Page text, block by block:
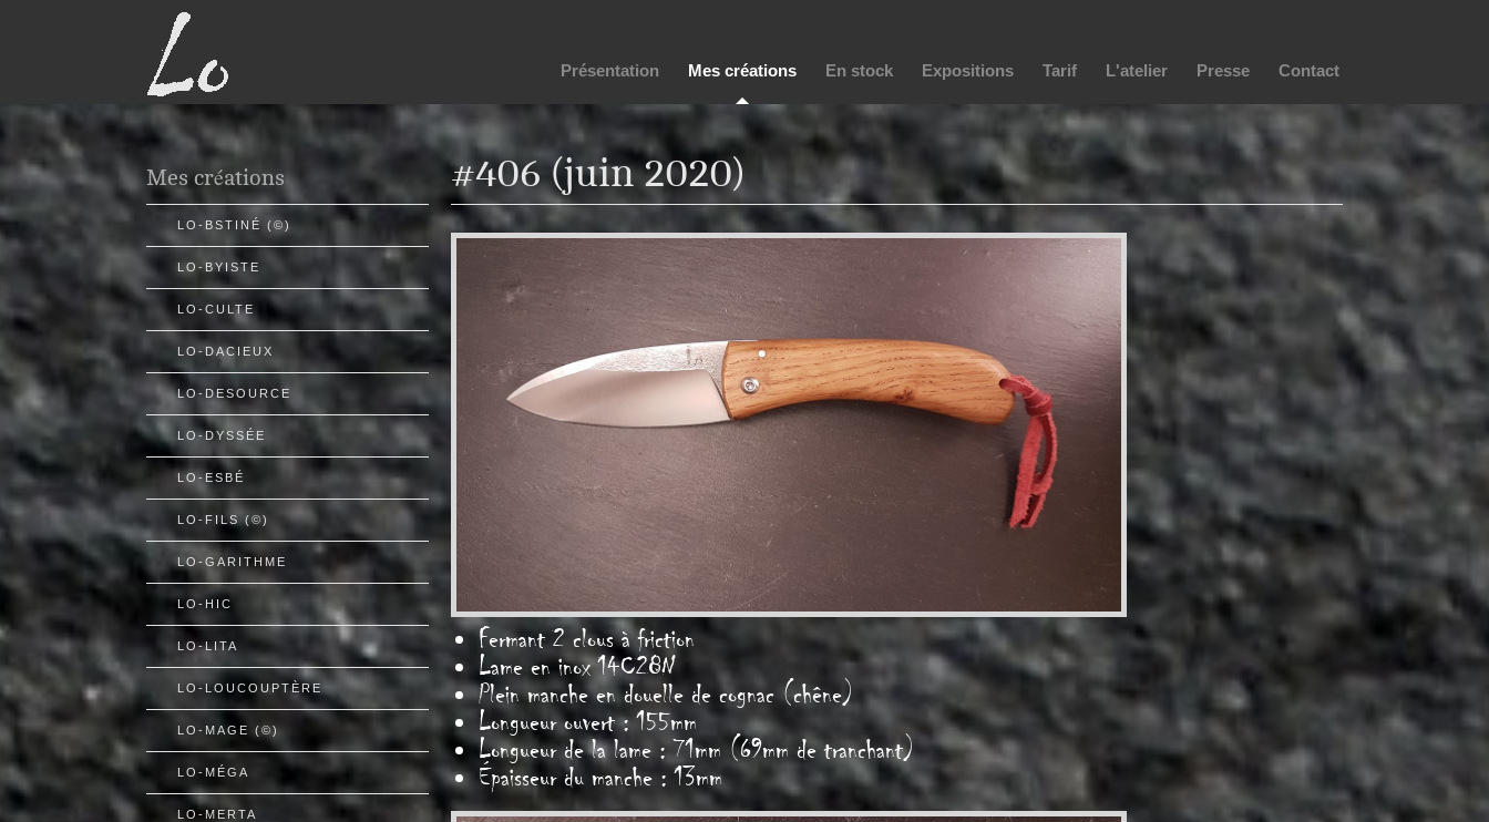
Présentation Mes créations En stock Expositions Tarif L'atelier Presse Contact
Mes créations
LO-BSTINÉ (©)
LO-BYISTE
LO-CULTE
LO-DACIEUX
LO-DESOURCE
LO-DYSSÉE
LO-ESBÉ
LO-FILS (©)
LO-GARITHME
LO-HIC
LO-LITA
LO-LOUCOUPTÈRE
LO-MAGE (©)
LO-MÉGA
LO-MERTA
#406 (juin 2020)
Fermant 2 clous à friction
Lame en inox 14C28N
Plein manche en douelle de cognac (chêne)
Longueur ouvert : 155mm
Longueur de la lame : 71mm (69mm de tranchant)
Épaisseur du manche : 13mm